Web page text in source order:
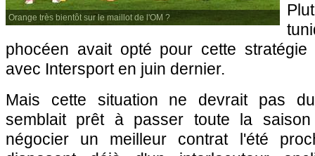
Orange très bientôt sur le maillot de l'OM ?
phocéen avait opté pour cette
avec Intersport en juin dernier.
Mais cette situation ne devrait pas
semblait prêt à passer toute la
négocier un meilleur contrat l'été